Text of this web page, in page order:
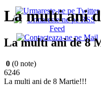
La multi ani
La multi ani de 8
0 (0 note)
6246
La multi ani de 8 Martie!!!